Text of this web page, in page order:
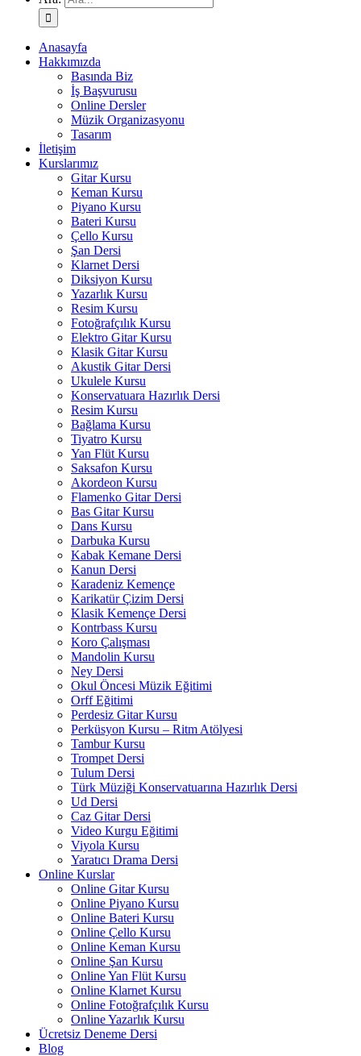
Anasayfa
Hakkımızda
Basında Biz
İş Başvurusu
Online Dersler
Müzik Organizasyonu
Tasarım
İletişim
Kurslarımız
Gitar Kursu
Keman Kursu
Piyano Kursu
Bateri Kursu
Çello Kursu
Şan Dersi
Klarnet Dersi
Diksiyon Kursu
Yazarlık Kursu
Resim Kursu
Fotoğrafçılık Kursu
Elektro Gitar Kursu
Klasik Gitar Kursu
Akustik Gitar Dersi
Ukulele Kursu
Konservatuara Hazırlık Dersi
Resim Kursu
Bağlama Kursu
Tiyatro Kursu
Yan Flüt Kursu
Saksafon Kursu
Akordeon Kursu
Flamenko Gitar Dersi
Bas Gitar Kursu
Dans Kursu
Darbuka Kursu
Kabak Kemane Dersi
Kanun Dersi
Karadeniz Kemençe
Karikatür Çizim Dersi
Klasik Kemençe Dersi
Kontrbass Kursu
Koro Çalışması
Mandolin Kursu
Ney Dersi
Okul Öncesi Müzik Eğitimi
Orff Eğitimi
Perdesiz Gitar Kursu
Perküsyon Kursu – Ritm Atölyesi
Tambur Kursu
Trompet Dersi
Tulum Dersi
Türk Müziği Konservatuarına Hazırlık Dersi
Ud Dersi
Caz Gitar Dersi
Video Kurgu Eğitimi
Viyola Kursu
Yaratıcı Drama Dersi
Online Kurslar
Online Gitar Kursu
Online Piyano Kursu
Online Bateri Kursu
Online Çello Kursu
Online Keman Kursu
Online Şan Kursu
Online Yan Flüt Kursu
Online Klarnet Kursu
Online Fotoğrafçılık Kursu
Online Yazarlık Kursu
Ücretsiz Deneme Dersi
Blog